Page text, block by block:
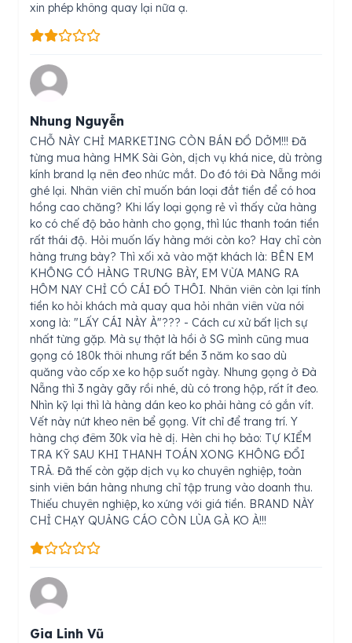
xin phép không quay lại nữa ạ.
Nhung Nguyễn
CHỖ NÀY CHỈ MARKETING CÒN BÁN ĐỒ DỞM!!! Đã
từng mua hàng HMK Sài Gòn, dịch vụ khá nice, dù tròng
kính brand lạ nên đeo nhức mắt. Do đó tới Đà Nẵng mới
ghé lại. Nhân viên chỉ muốn bán loại đắt tiền để có hoa
hồng cao chăng? Khi lấy loại gọng rẻ vì thấy cửa hàng
ko có chế độ bảo hành cho gọng, thì lúc thanh toán tiền
rất thái độ. Hỏi muốn lấy hàng mới còn ko? Hay chỉ còn
hàng trưng bày? Thì xối xả vào mặt khách là: BÊN EM
KHÔNG CÓ HÀNG TRƯNG BÀY, EM VỪA MANG RA
HÔM NAY CHỈ CÓ CÁI ĐÓ THÔI. Nhân viên còn lại tính
tiền ko hỏi khách mà quay qua hỏi nhân viên vừa nói
xong là: "LẤY CÁI NÀY À"??? - Cách cư xử bất lịch sự
nhất từng gặp. Mà sự thật là hồi ở SG mình cũng mua
gọng có 180k thôi nhưng rất bền 3 năm ko sao dù
quăng vào cốp xe ko hộp suốt ngày. Nhưng gọng ở Đà
Nẵng thì 3 ngày gãy rồi nhé, dù có trong hộp, rất ít đeo.
Nhìn kỹ lại thì là hàng dán keo ko phải hàng có gắn vít.
Vết này nứt kheo nên bể gọng. Vít chỉ để trang trí. Y
hàng chợ đêm 30k vỉa hè dị. Hèn chi họ bảo: TỰ KIỂM
TRA KỸ SAU KHI THANH TOÁN XONG KHÔNG ĐỔI
TRẢ. Đã thế còn gặp dịch vụ ko chuyên nghiệp, toàn
sinh viên bán hàng nhưng chỉ tập trung vào doanh thu.
Thiếu chuyên nghiệp, ko xứng với giá tiền. BRAND NÀY
CHỈ CHẠY QUẢNG CÁO CÒN LÙA GÀ KO À!!!
Gia Linh Vũ